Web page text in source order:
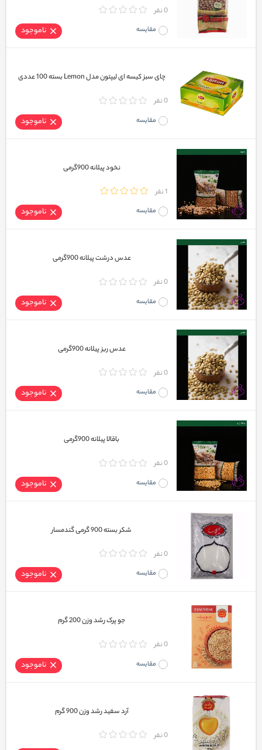
0 نفر
مقایسه ناموجود
چای سبز کیسه‌ ای لیپتون مدل Lemon بسته 100 عددی
0 نفر
مقایسه ناموجود
نخود پیلانه 900گرمی
1 نفر
مقایسه ناموجود
عدس درشت پیلانه 900گرمی
0 نفر
مقایسه ناموجود
عدس ریز پیلانه 900گرمی
0 نفر
مقایسه ناموجود
باقالا پیلانه 900گرمی
0 نفر
مقایسه ناموجود
شکر بسته 900 گرمی گندمسار
0 نفر
مقایسه ناموجود
جو پرک رشد وزن 200 گرم
0 نفر
مقایسه ناموجود
آرد سفید رشد وزن 900 گرم
0 نفر